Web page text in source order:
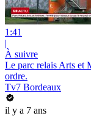
1:41
|
À suivre
Le parc relais Arts et
ordre.
Tv7 Bordeaux
il y a 7 ans